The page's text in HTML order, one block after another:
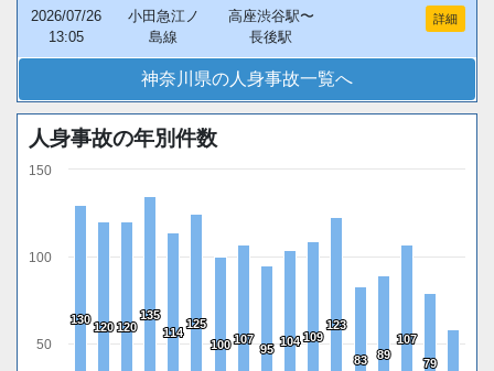
2026/07/26
13:05
小田急江ノ
島線
高座渋谷駅〜
長後駅
詳細
神奈川県の人身事故一覧へ
人身事故の年別件数
130
130
120
120 120
120
135
135
114
114
125
125
100
100 107
107
95
95
104
104109
109
123
123
83
83 89
89
107
107
79
79
50
100
150